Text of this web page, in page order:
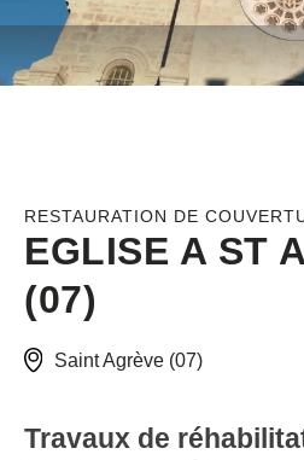
RESTAURATION DE
EGLISE A ST
(07)
Saint Agrève (07)
Travaux de